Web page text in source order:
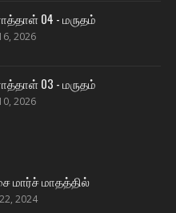
04 - மருதம்
2026
03 - மருதம்
2026
மார்ச் மாதத்தில்
2024